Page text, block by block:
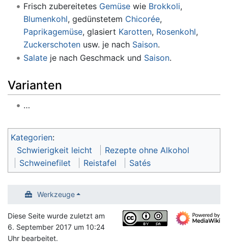
Frisch zubereitetes Gemüsewie Brokkoli,
Blumenkohl, gedünstetem Chicorée,
Paprikagemüse, glasiert Karotten, Rosenkohl,
Zuckerschotenusw. je nach Saison.
Salateje nach Geschmack und Saison.
Varianten
…
Kategorien:
Schwierigkeit leicht
Rezepte ohne Alkohol
Schweinefilet
Reistafel Satés
Werkzeuge
Diese Seite wurde zuletzt am
6. September 2017 um 10:24
Uhr bearbeitet.